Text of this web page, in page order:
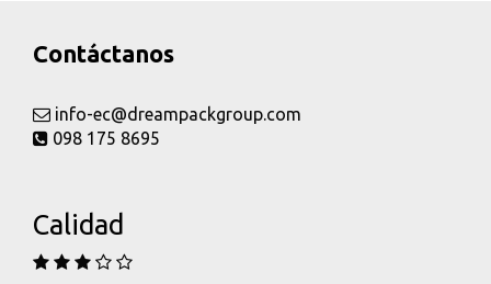
Contáctanos
info-ec@dreampackgroup.com
098 175 8695
Calidad